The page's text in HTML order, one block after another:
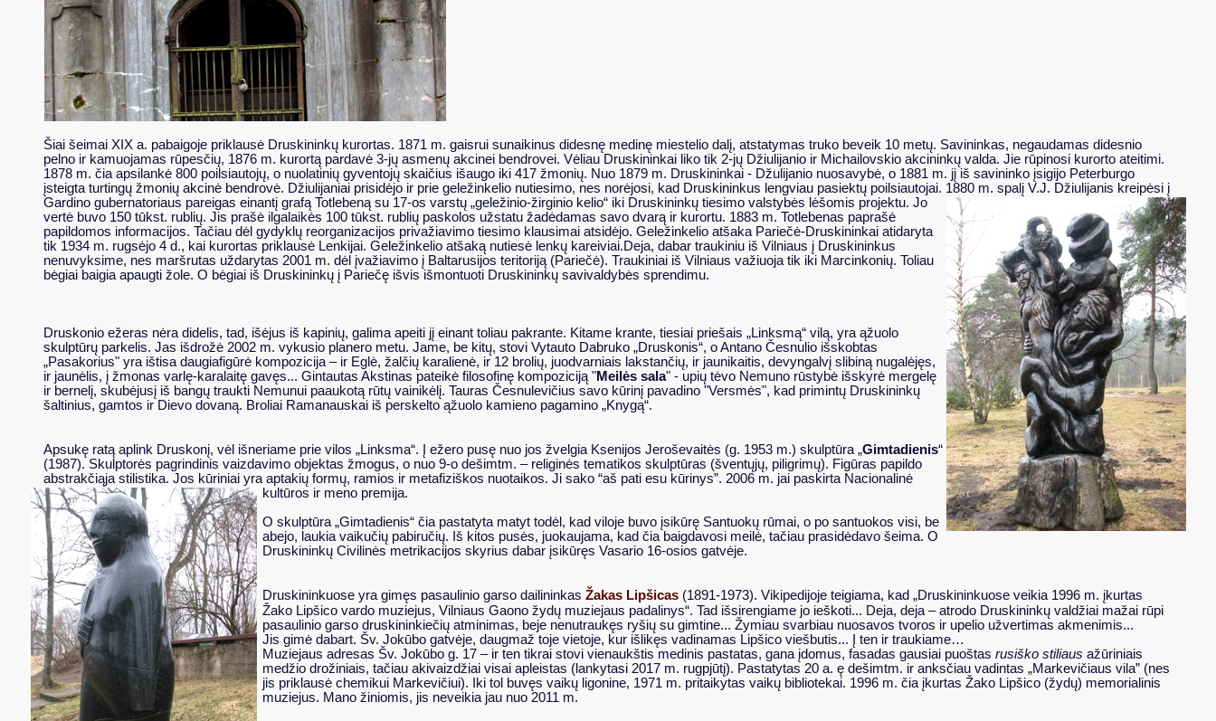
Šiai šeimai XIX a. pabaigoje priklausė Druskininkų kurortas. 1871 m. gaisrui sunaikinus didesnę medinę miestelio dalį, atstatymas truko beveik 10 metų. Savininkas, negaudamas didesnio
pelno ir kamuojamas rūpesčių, 1876 m. kurortą pardavė 3-jų asmenų akcinei bendrovei. Vėliau Druskininkai liko tik 2-jų Džiulijanio ir Michailovskio akcininkų valda. Jie rūpinosi kurorto ateitimi.
1878 m. čia apsilankė 800 poilsiautojų, o nuolatinių gyventojų skaičius išaugo iki 417 žmonių. Nuo 1879 m. Druskininkai - Džulijanio nuosavybė, o 1881 m. jį iš savininko įsigijo Peterburgo
įsteigta turtingų žmonių akcinė bendrovė. Džiulijaniai prisidėjo ir prie geležinkelio nutiesimo, nes norėjosi, kad Druskininkus lengviau pasiektų poilsiautojai. 1880 m. spalį V.J. Džiulijanis kreipėsi į
Gardino gubernatoriaus pareigas einantį grafą Totlebeną su 17-os varstų „geležinio-žirginio kelio“ iki Druskininkų tiesimo valstybės lėšomis projektu. Jo
vertė buvo 150 tūkst. rublių. Jis prašė ilgalaikės 100 tūkst. rublių paskolos užstatu žadėdamas savo dvarą ir kurortu. 1883 m. Totlebenas paprašė
papildomos informacijos. Tačiau dėl gydyklų reorganizacijos privažiavimo tiesimo klausimai atsidėjo. Geležinkelio atšaka Pariečė-Druskininkai atidaryta
tik 1934 m. rugsėjo 4 d., kai kurortas priklausė Lenkijai. Geležinkelio atšaką nutiesė lenkų kareiviai.Deja, dabar traukiniu iš Vilniaus į Druskininkus
nenuvyksime, nes maršrutas uždarytas 2001 m. dėl įvažiavimo į Baltarusijos teritoriją (Pariečė). Traukiniai iš Vilniaus važiuoja tik iki Marcinkonių. Toliau
bėgiai baigia apaugti žole. O bėgiai iš Druskininkų į Pariečę išvis išmontuoti Druskininkų savivaldybės sprendimu.
Druskonio ežeras nėra didelis, tad, išėjus iš kapinių, galima apeiti jį einant toliau pakrante. Kitame krante, tiesiai priešais „Linksmą“ vilą, yra ąžuolo
skulptūrų parkelis. Jas išdrožė 2002 m. vykusio planero metu. Jame, be kitų, stovi Vytauto Dabruko „Druskonis“, o Antano Česnulio išskobtas
„Pasakorius" yra ištisa daugiafigūrė kompozicija – ir Eglė, žalčių karalienė, ir 12 brolių, juodvarniais lakstančių, ir jaunikaitis, devyngalvį slibiną nugalėjęs,
ir jaunėlis, į žmonas varlę-karalaitę gavęs... Gintautas Akstinas pateikė filosofinę kompoziciją "Meilės sala" - upių tėvo Nemuno rūstybė išskyrė mergelę
ir bernelį, skubėjusį iš bangų traukti Nemunui paaukotą rūtų vainikėlį. Tauras Česnulevičius savo kūrinį pavadino "Versmės", kad primintų Druskininkų
šaltinius, gamtos ir Dievo dovaną. Broliai Ramanauskai iš perskelto ąžuolo kamieno pagamino „Knygą“.
Apsukę ratą aplink Druskonį, vėl išneriame prie vilos „Linksma“. Į ežero pusę nuo jos žvelgia Ksenijos Jeroševaitės (g. 1953 m.) skulptūra „Gimtadienis“
(1987). Skulptorės pagrindinis vaizdavimo objektas žmogus, o nuo 9-o dešimtm. – religinės tematikos skulptūras (šventųjų, piligrimų). Figūras papildo
abstrakčiąja stilistika. Jos kūriniai yra aptakių formų, ramios ir metafiziškos nuotaikos. Ji sako “aš pati esu kūrinys”. 2006 m. jai paskirta Nacionalinė
kultūros ir meno premija.
O skulptūra „Gimtadienis“ čia pastatyta matyt todėl, kad viloje buvo įsikūrę Santuokų rūmai, o po santuokos visi, be
abejo, laukia vaikučių pabiručių. Iš kitos pusės, juokaujama, kad čia baigdavosi meilė, tačiau prasidėdavo šeima. O
Druskininkų Civilinės metrikacijos skyrius dabar įsikūręs Vasario 16-osios gatvėje.
Druskininkuose yra gimęs pasaulinio garso dailininkas Žakas Lipšicas (1891-1973). Vikipedijoje teigiama, kad „Druskininkuose veikia 1996 m. įkurtas
Žako Lipšico vardo muziejus, Vilniaus Gaono žydų muziejaus padalinys“. Tad išsirengiame jo ieškoti... Deja, deja – atrodo Druskininkų valdžiai mažai rūpi
pasaulinio garso druskininkiečių atminimas, beje nenutraukęs ryšių su gimtine... Žymiau svarbiau nuosavos tvoros ir upelio užvertimas akmenimis...
Jis gimė dabart. Šv. Jokūbo gatvėje, daugmaž toje vietoje, kur išlikęs vadinamas Lipšico viešbutis... Į ten ir traukiame…
Muziejaus adresas Šv. Jokūbo g. 17 – ir ten tikrai stovi vienaukštis medinis pastatas, gana įdomus, fasadas gausiai puoštas rusiško stiliaus ažūriniais
medžio drožiniais, tačiau akivaizdžiai visai apleistas (lankytasi 2017 m. rugpjūtį). Pastatytas 20 a. ę dešimtm. ir anksčiau vadintas „Markevičiaus vila” (nes
jis priklausė chemikui Markevičiui). Iki tol buvęs vaikų ligonine, 1971 m. pritaikytas vaikų bibliotekai. 1996 m. čia įkurtas Žako Lipšico (žydų) memorialinis
muziejus. Mano žiniomis, jis neveikia jau nuo 2011 m.